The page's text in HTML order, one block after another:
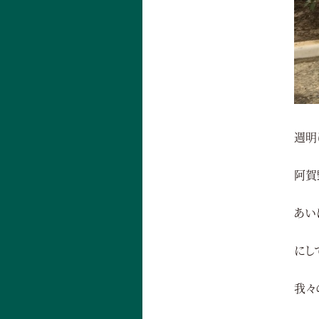
週
阿
あい
に
我々